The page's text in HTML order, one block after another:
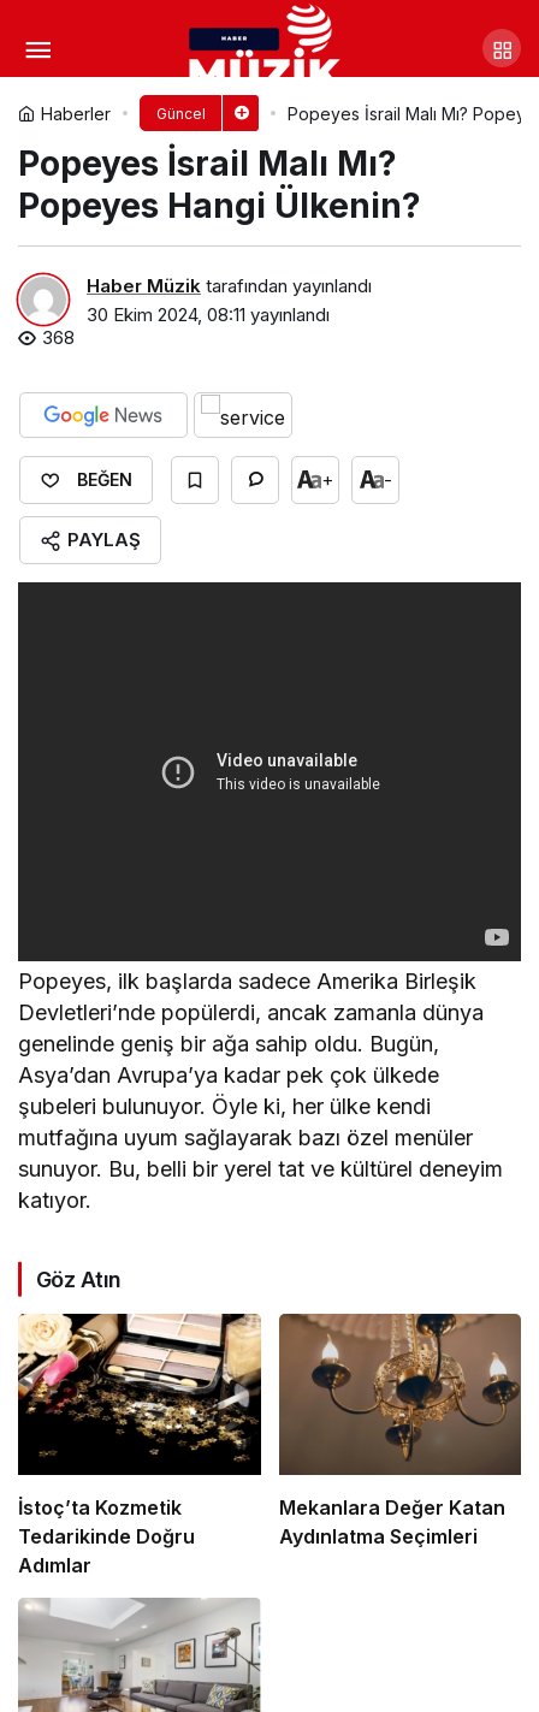
Haberler Güncel Popeyes İsrail Malı Mı?
Popeyes İsrail Malı Mı?
Popeyes Hangi Ülkenin?
Haber Müzik tarafından yayınlandı
30 Ekim 2024, 08:11 yayınlandı
368
BEĞEN + -
PAYLAŞ
Popeyes, ilk başlarda sadece Amerika Birleşik
Devletleri’nde popülerdi, ancak zamanla dünya
genelinde geniş bir ağa sahip oldu. Bugün,
Asya’dan Avrupa’ya kadar pek çok ülkede
şubeleri bulunuyor. Öyle ki, her ülke kendi
mutfağına uyum sağlayarak bazı özel menüler
sunuyor. Bu, belli bir yerel tat ve kültürel deneyim
katıyor.
Göz Atın
İstoç’ta Kozmetik
Tedarikinde Doğru
Adımlar
Mekanlara Değer Katan
Aydınlatma Seçimleri
Nestle İsrail Malı Mı? Nestle
Hangi Ülkenin?
Yorum Yap